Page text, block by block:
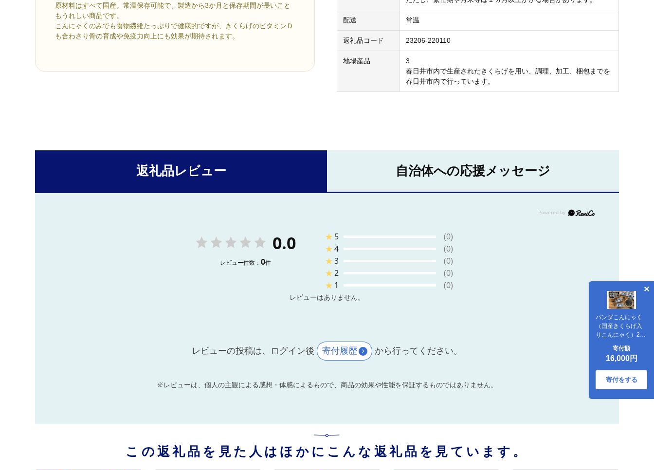
原材料はすべて国産。常温保存可能で、製造から3か月と保存期間が長いこと
もうれしい商品です。
こんにゃくのみでも食物繊維たっぷりで健康的ですが、きくらげのビタミンＤ
も合わさり骨の育成や免疫力向上にも効果が期待されます。
パンダこんにゃく
（国産きくらげ入
りこんにゃく）24
寄付額
16,000円
寄付をする
配送 常温
返礼品コード 23206-220110
地場産品
3
春日井市内で生産されたきくらげを用い、調理、加工、梱包までを
春日井市内で行っています。
返礼品レビュー 自治体への応援メッセージ
0.0
レビュー件数： 0件
★ 5
(0)
★4
(0)
★3
(0)
★2
(0)
★ 1 (0)
レビューはありません。
レビューの投稿は、ログイン後 寄付履歴 から行ってください。
※レビューは、個人の主観による感想・体感によるもので、商品の効果や性能を保証するものではありません。
この返礼品を見た人はほかにこんな返礼品を見ています。